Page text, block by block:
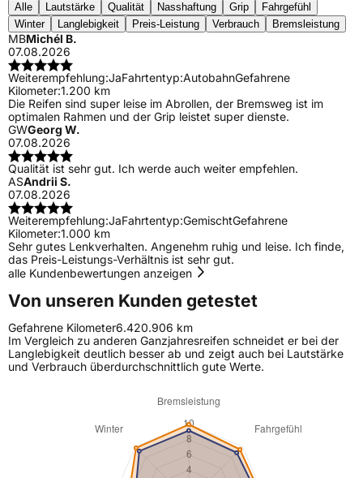
Alle Lautstärke Qualität Nasshaftung Grip
Fahrgefühl
Winter
Langlebigkeit Preis-Leistung Verbrauch Bremsleistung
MBMichél B.
07.08.2026
Weiterempfehlung:JaFahrtentyp:AutobahnGefahrene
Kilometer:1.200 km
Die Reifen sind super leise im Abrollen, der Bremsweg ist im
optimalen Rahmen und der Grip leistet super dienste.
GWGeorg W.
07.08.2026
Qualität ist sehr gut. Ich werde auch weiter empfehlen.
ASAndrii S.
07.08.2026
Weiterempfehlung:JaFahrtentyp:GemischtGefahrene
Kilometer:1.000 km
Sehr gutes Lenkverhalten. Angenehm ruhig und leise. Ich finde,
das Preis-Leistungs-Verhältnis ist sehr gut.
alle Kundenbewertungen anzeigen
Von unseren Kunden getestet
Gefahrene Kilometer6.420.906 km
Im Vergleich zu anderen Ganzjahresreifen schneidet er bei der
Langlebigkeit deutlich besser ab und zeigt auch bei Lautstärke
und Verbrauch überdurchschnittlich gute Werte.